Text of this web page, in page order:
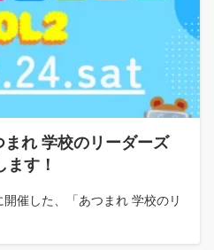
まれ 学校のリーダーズ
す！
開催した、「あつまれ 学校のリ